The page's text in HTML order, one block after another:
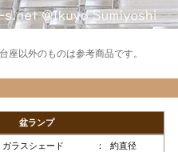
座以外のものは参考商品です。
盆ランプ
ガラスシェード ： 約直径